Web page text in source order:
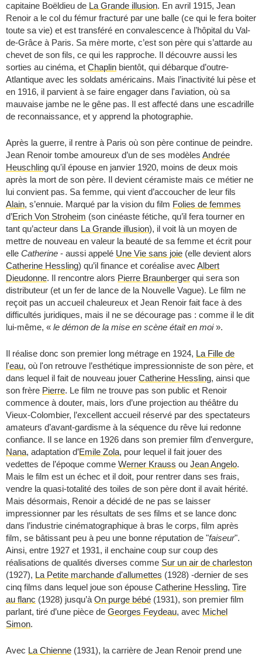
capitaine Boëldieu de La Grande illusion. En avril 1915, Jean
Renoir a le col du fémur fracturé par une balle (ce qui le fera boiter
toute sa vie) et est transféré en convalescence à l’hôpital du Val-
de-Grâce à Paris. Sa mère morte, c’est son père qui s’attarde au
chevet de son fils, ce qui les rapproche. Il découvre aussi les
sorties au cinéma, et Chaplin bientôt, qui débarque d’outre-
Atlantique avec les soldats américains. Mais l’inactivité lui pèse et
en 1916, il parvient à se faire engager dans l'aviation, où sa
mauvaise jambe ne le gêne pas. Il est affecté dans une escadrille
de reconnaissance, et y apprend la photographie.
Après la guerre, il rentre à Paris où son père continue de peindre.
Jean Renoir tombe amoureux d’un de ses modèles Andrée
Heuschling qu'il épouse en janvier 1920, moins de deux mois
après la mort de son père. Il devient céramiste mais ce métier ne
lui convient pas. Sa femme, qui vient d’accoucher de leur fils
Alain, s’ennuie. Marqué par la vision du film Folies de femmes
d’Erich Von Stroheim (son cinéaste fétiche, qu’il fera tourner en
tant qu’acteur dans La Grande illusion), il voit là un moyen de
mettre de nouveau en valeur la beauté de sa femme et écrit pour
elle Catherine - aussi appelé Une Vie sans joie (elle devient alors
Catherine Hessling) qu’il finance et coréalise avec Albert
Dieudonne. Il rencontre alors Pierre Braunberger qui sera son
distributeur (et un fer de lance de la Nouvelle Vague). Le film ne
reçoit pas un accueil chaleureux et Jean Renoir fait face à des
difficultés juridiques, mais il ne se décourage pas : comme il le dit
lui-même, « le démon de la mise en scène était en moi».
Il réalise donc son premier long métrage en 1924, La Fille de
l'eau, où l'on retrouve l’esthétique impressionniste de son père, et
dans lequel il fait de nouveau jouer Catherine Hessling, ainsi que
son frère Pierre. Le film ne trouve pas son public et Renoir
commence à douter, mais, lors d’une projection au théâtre du
Vieux-Colombier, l’excellent accueil réservé par des spectateurs
amateurs d’avant-gardisme à la séquence du rêve lui redonne
confiance. Il se lance en 1926 dans son premier film d'envergure,
Nana, adaptation d’Emile Zola, pour lequel il fait jouer des
vedettes de l’époque comme Werner Krauss ou Jean Angelo.
Mais le film est un échec et il doit, pour rentrer dans ses frais,
vendre la quasi-totalité des toiles de son père dont il avait hérité.
Mais désormais, Renoir a décidé de ne pas se laisser
impressionner par les résultats de ses films et se lance donc
dans l’industrie cinématographique à bras le corps, film après
film, se bâtissant peu à peu une bonne réputation de "faiseur".
Ainsi, entre 1927 et 1931, il enchaine coup sur coup des
réalisations de qualités diverses comme Sur un air de charleston
(1927), La Petite marchande d'allumettes (1928) -dernier de ses
cinq films dans lequel joue son épouse Catherine Hessling, Tire
au flanc (1928) jusqu’à On purge bébé (1931), son premier film
parlant, tiré d’une pièce de Georges Feydeau, avec Michel
Simon.
Avec La Chienne (1931), la carrière de Jean Renoir prend une